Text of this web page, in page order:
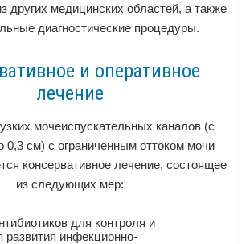
других медицинских областей, а также
диагностические процедуры.
и оперативное
лечение
мочеиспускательных каналов (с
0,3 см) с ограниченным оттоком мочи
консервативное лечение, состоящее
из следующих мер:
для контроля и
развития инфекционно-